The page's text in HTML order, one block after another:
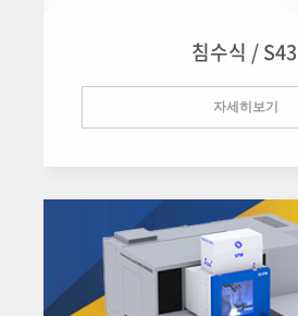
침수식 / S43
자세히보기